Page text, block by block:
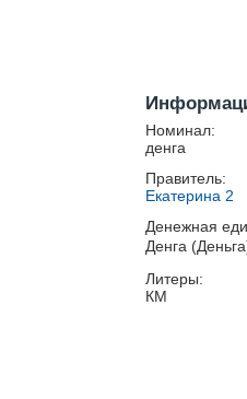
Номинал:
денга
Правитель:
Екатерина 2
Денежная
Денга
Литеры:
КМ